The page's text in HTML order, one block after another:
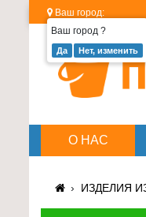
Ваш город:
Ваш город ?
О НАС
ИЗДЕЛИЯ
Изделия
пластика
≡